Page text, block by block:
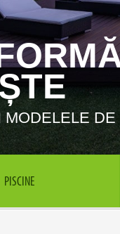
MODELELE
PISCINE